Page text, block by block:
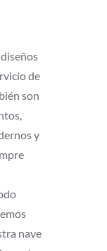
de
son
y
nave